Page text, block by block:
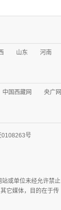
山东 河南
中国西藏网 央广网
0108263号
站或单位未经允许禁止
它媒体，目的在于传